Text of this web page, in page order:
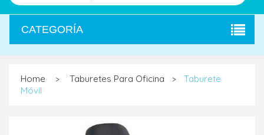
CATEGORÍA
Home > Taburetes Para Oficina >
Taburete
Móvil